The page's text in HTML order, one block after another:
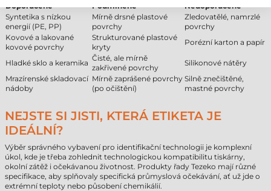
Doporučené Podmíněné
Nedoporučené
Syntetika s nízkou
energií (PE, PP)
Mírně drsné plastové
povrchy
Zledovatělé, namrzlé
povrchy
Kovové a lakované
kovové povrchy
Strukturované plastové
kryty
Porézní karton a papír
Hladké sklo a keramika
Čisté, ale mírně
zakřivené povrchy
Silikonové nátěry
Mrazírenské skladovací
nádoby
Mírně zaprášené povrchy
(po očištění)
Silně znečištěné,
mastné povrchy
NEJSTE SI JISTI, KTERÁ ETIKETA JE
IDEÁLNÍ?
Výběr správného vybavení pro identifikační technologii je komplexní
úkol, kde je třeba zohlednit technologickou kompatibilitu tiskárny,
okolní zátěž i očekávanou životnost. Produkty řady Tezeko mají různé
specifikace, aby splňovaly specifická průmyslová očekávání, ať už jde o
extrémní teploty nebo působení chemikálií.